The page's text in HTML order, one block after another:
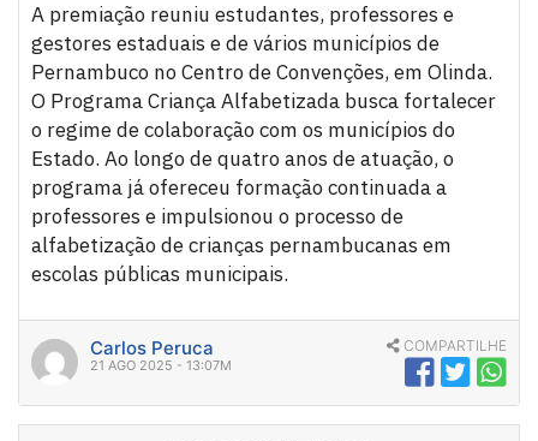
A premiação reuniu estudantes, professores e
gestores estaduais e de vários municípios de
Pernambuco no Centro de Convenções, em Olinda.
O Programa Criança Alfabetizada busca fortalecer
o regime de colaboração com os municípios do
Estado. Ao longo de quatro anos de atuação, o
programa já ofereceu formação continuada a
professores e impulsionou o processo de
alfabetização de crianças pernambucanas em
escolas públicas municipais.
Carlos Peruca
21 AGO 2025 - 13:07M
COMPARTILHE